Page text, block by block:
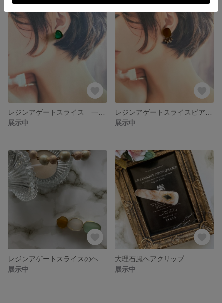
展示中
展示中
展示中
大理石風ヘアクリップ
展示中